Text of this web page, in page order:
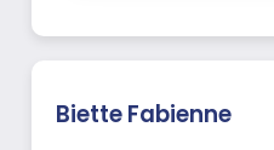
Biette Fabienne